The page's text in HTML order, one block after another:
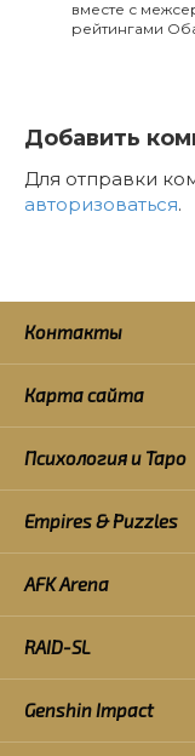
вместе с
рейтингами
Добавить
Для отправки
авторизоваться.
Контакты
Карта сайта
Психология и Таро
Empires & Puzzles
AFK Arena
RAID-SL
Genshin Impact